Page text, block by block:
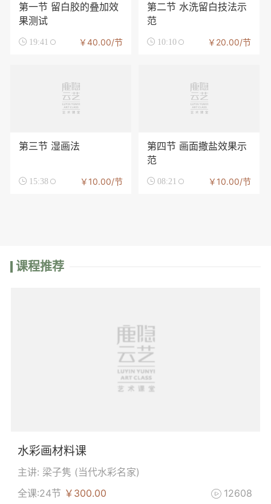
第一节 留白胶的叠加效
果测试
 19:41 ￥40.00/节
第二节 水洗留白技法示
范
 10:10 ￥20.00/节
第三节 湿画法
 15:38 ￥10.00/节
第四节 画面撒盐效果示
范
 08:21 ￥10.00/节
课程推荐
水彩画材料课
主讲: 梁子隽 (当代水彩名家)
全课:24节 ￥300.00  12608